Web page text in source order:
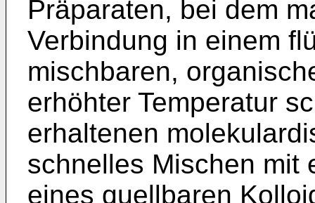
Präparaten, bei dem
Verbindung in einem
mischbaren,
erhöhter Temperatur
erhaltenen
schnelles Mischen mit
eines quellbaren